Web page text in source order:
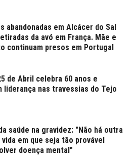
abandonadas em Alcácer do Sal
da avó em França. Mãe e
continuam presos em Portugal
de Abril celebra 60 anos e
liderança nas travessias do Tejo
saúde na gravidez: "Não há outra
vida em que seja tão provável
doença mental"